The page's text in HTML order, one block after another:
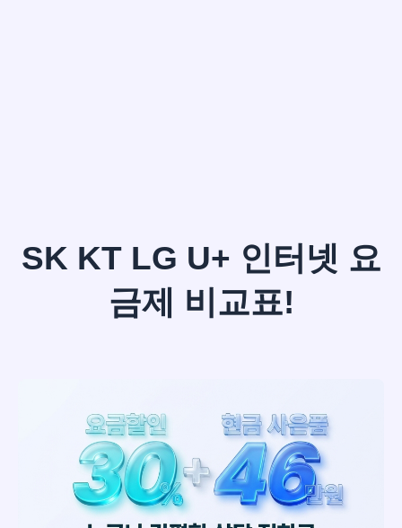
SK KT LG U+ 인터넷 요
금제 비교표!